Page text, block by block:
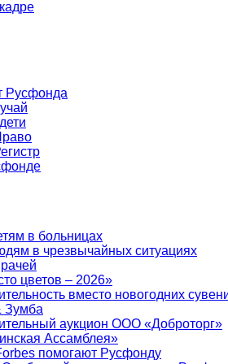
Русфонда
в больницах
в чрезвычайных ситуациях
цветов – 2026»
вместо новогодних
Зумба
аукцион ООО «Доброторг»
Ассамблея»
помогают Русфонду